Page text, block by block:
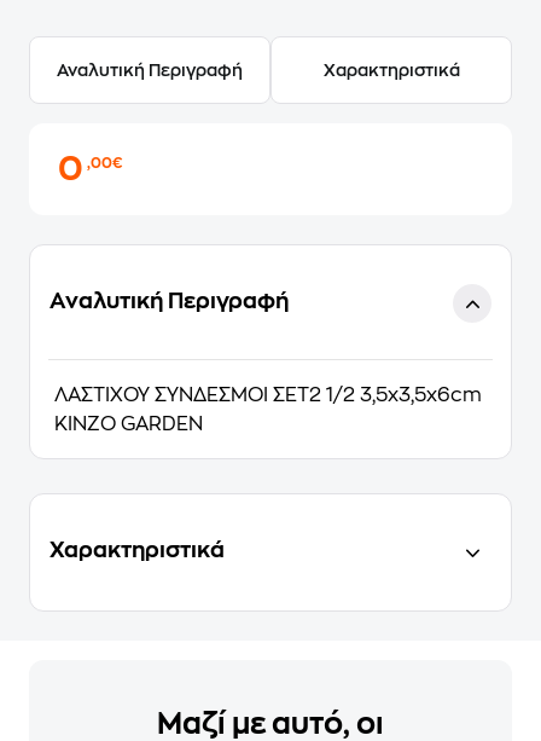
Αναλυτική Περιγραφή Χαρακτηριστικά
0,00€
Αναλυτική Περιγραφή
ΛΑΣΤΙΧΟΥ ΣΥΝΔΕΣΜΟΙ ΣΕΤ2 1/2 3,5x3,5x6cm
KINZO GARDEN
Χαρακτηριστικά
Μαζί με αυτό, οι